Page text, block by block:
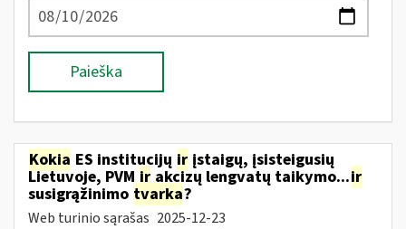
Paieška
Kokia ES institucijų ir įstaigų, įsisteigusių
Lietuvoje, PVM ir akcizų lengvatų taikymo...ir
susigrąžinimo tvarka?
Web turinio sąrašas 2025-12-23